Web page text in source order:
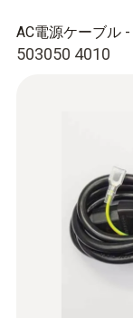
503050 4010
AC電源ケーブル